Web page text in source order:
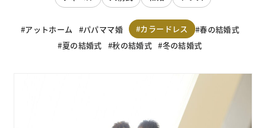
アットホーム パパママ婚 カラードレス
春の結婚式
夏の結婚式
秋の結婚式 冬の結婚式